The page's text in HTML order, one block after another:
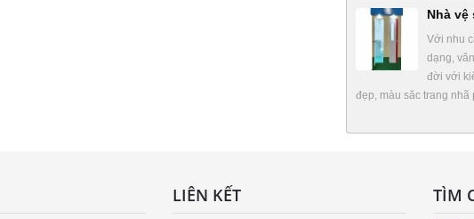
Nhà
Với nhu
dạng,
đời với
đẹp, màu săc trang
LIÊN KẾT TÌM